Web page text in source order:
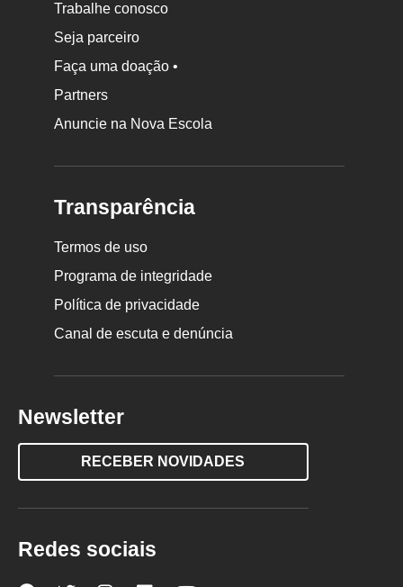
Trabalhe conosco
Seja parceiro
Faça uma doação •
Partners
Anuncie na Nova Escola
Transparência
Termos de uso
Programa de integridade
Política de privacidade
Canal de escuta e denúncia
Newsletter
RECEBER NOVIDADES
Redes sociais